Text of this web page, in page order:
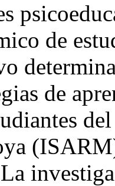
de
de